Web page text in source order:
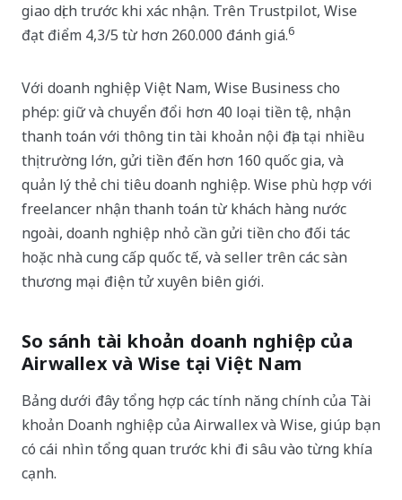
giao dịch trước khi xác nhận. Trên Trustpilot, Wise
đạt điểm 4,3/5 từ hơn 260.000 đánh giá.6
Với doanh nghiệp Việt Nam, Wise Business cho
phép: giữ và chuyển đổi hơn 40 loại tiền tệ, nhận
thanh toán với thông tin tài khoản nội địa tại nhiều
thị trường lớn, gửi tiền đến hơn 160 quốc gia, và
quản lý thẻ chi tiêu doanh nghiệp. Wise phù hợp với
freelancer nhận thanh toán từ khách hàng nước
ngoài, doanh nghiệp nhỏ cần gửi tiền cho đối tác
hoặc nhà cung cấp quốc tế, và seller trên các sàn
thương mại điện tử xuyên biên giới.
So sánh tài khoản doanh nghiệp của
Airwallex và Wise tại Việt Nam
Bảng dưới đây tổng hợp các tính năng chính của Tài
khoản Doanh nghiệp của Airwallex và Wise, giúp bạn
có cái nhìn tổng quan trước khi đi sâu vào từng khía
cạnh.